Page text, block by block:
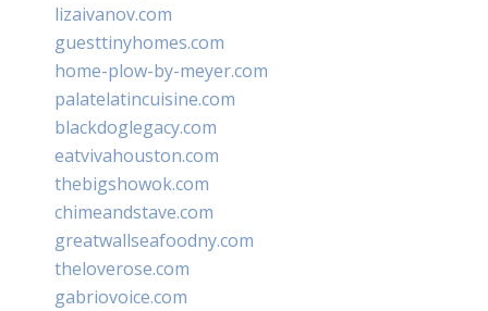
lizaivanov.com
guesttinyhomes.com
home-plow-by-meyer.com
palatelatincuisine.com
blackdoglegacy.com
eatvivahouston.com
thebigshowok.com
chimeandstave.com
greatwallseafoodny.com
theloverose.com
gabriovoice.com